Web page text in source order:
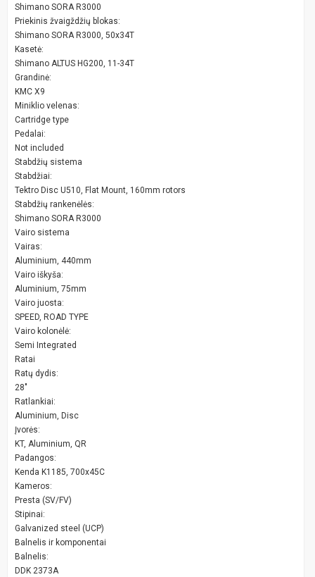
Shimano SORA R3000
Priekinis žvaigždžių blokas:
Shimano SORA R3000, 50x34T
Kasetė:
Shimano ALTUS HG200, 11-34T
Grandinė:
KMC X9
Miniklio velenas:
Cartridge type
Pedalai:
Not included
Stabdžių sistema
Stabdžiai:
Tektro Disc U510, Flat Mount, 160mm rotors
Stabdžių rankenėlės:
Shimano SORA R3000
Vairo sistema
Vairas:
Aluminium, 440mm
Vairo iškyša:
Aluminium, 75mm
Vairo juosta:
SPEED, ROAD TYPE
Vairo kolonėlė:
Semi Integrated
Ratai
Ratų dydis:
28"
Ratlankiai:
Aluminium, Disc
Įvorės:
KT, Aluminium, QR
Padangos:
Kenda K1185, 700x45C
Kameros:
Presta (SV/FV)
Stipinai:
Galvanized steel (UCP)
Balnelis ir komponentai
Balnelis:
DDK 2373A